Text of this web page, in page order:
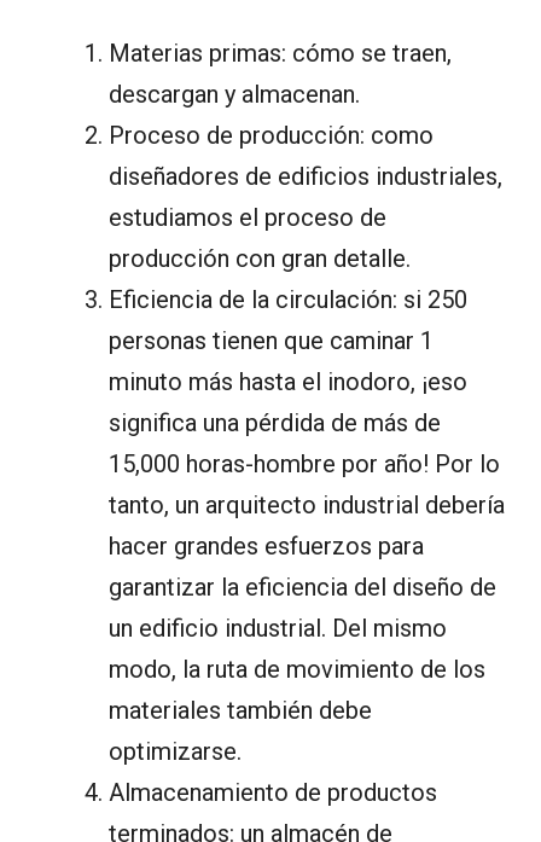
Materias primas: cómo se traen,
descargan y almacenan.
Proceso de producción: como
diseñadores de edificios industriales,
estudiamos el proceso de
producción con gran detalle.
Eficiencia de la circulación: si 250
personas tienen que caminar 1
minuto más hasta el inodoro, ¡eso
significa una pérdida de más de
15,000 horas-hombre por año! Por lo
tanto, un arquitecto industrial debería
hacer grandes esfuerzos para
garantizar la eficiencia del diseño de
un edificio industrial. Del mismo
modo, la ruta de movimiento de los
materiales también debe
optimizarse.
Almacenamiento de productos
terminados: un almacén de